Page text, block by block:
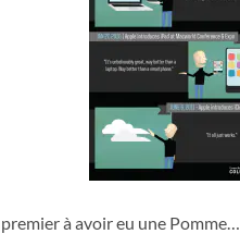
premier à avoir eu une Pomme…